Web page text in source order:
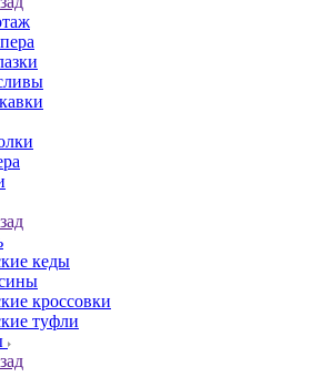
кеды
кроссовки
туфли